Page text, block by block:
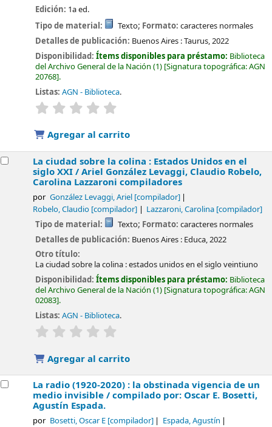
Edición: 1a ed.
Tipo de material:
Texto; Formato: caracteres normales
Detalles de publicación: Buenos Aires :Taurus,2022
Disponibilidad:Ítems disponibles para préstamo: Biblioteca
del Archivo General de la Nación (1) Signatura topográfica:AGN
20768 .
Listas: AGN - Biblioteca.
valoración
Agregar al carrito
La ciudad sobre la colina : Estados Unidos en el
siglo XXI /Ariel González Levaggi, Claudio Robelo,
Carolina Lazzaroni compiladores
por González Levaggi, Ariel[compilador]
Robelo, Claudio [compilador] Lazzaroni, Carolina [compilador]
Tipo de material: Texto; Formato: caracteres normales
Detalles de publicación: Buenos Aires : Educa,2022
Otro título:
La ciudad sobre la colina : estados unidos en el siglo veintiuno
Disponibilidad:Ítems disponibles para préstamo: Biblioteca
del Archivo General de la Nación (1) Signatura topográfica:AGN
02083 .
Listas: AGN - Biblioteca.
valoración
Agregar al carrito
La radio (1920-2020) : la obstinada vigencia de un
medio invisible /compilado por: Oscar E. Bosetti,
Agustín Espada.
por Bosetti, Oscar E[compilador]
Espada, Agustín